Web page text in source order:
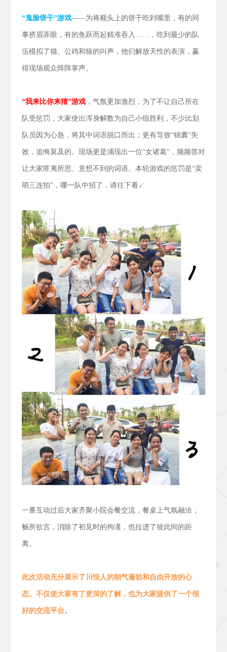
“鬼脸饼干”游戏——为将额头上的饼干吃到嘴里，有的同
事挤眉弄眼，有的鱼跃而起精准吞入……，吃到最少的队
伍模拟了猫、公鸡和狼的叫声，他们解放天性的表演，赢
得现场观众阵阵掌声。
“我来比你来猜”游戏，气氛更加激烈，为了不让自己所在
队受惩罚，大家使出浑身解数为自己小组胜利，不少比划
队员因为心急，将其中词语脱口而出；更有导致“锦囊”失
效，追悔莫及的。现场更是涌现出一位“女诸葛”，频频答对
让大家匪夷所思、意想不到的词语。本轮游戏的惩罚是“卖
萌三连拍”，哪一队中招了，请往下看↙
一番互动过后大家齐聚小院会餐交流， 餐桌上气氛融洽，
畅所欲言，消除了初见时的拘谨，也拉进了彼此间的距
离。
此次活动充分展示了川恒人的朝气蓬勃和 自由开放的心
态。 不仅使大家有了更深的了解，也为大家提供了一个很
好的交流平台。